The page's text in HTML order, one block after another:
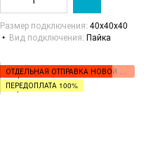
Размер подключения 40х40х40
Вид подключения Пайка
ОТДЕЛЬНАЯ ОТПРАВКА НОВОЙ ПОЧТОЙ
ПЕРЕДОПЛАТА 100%